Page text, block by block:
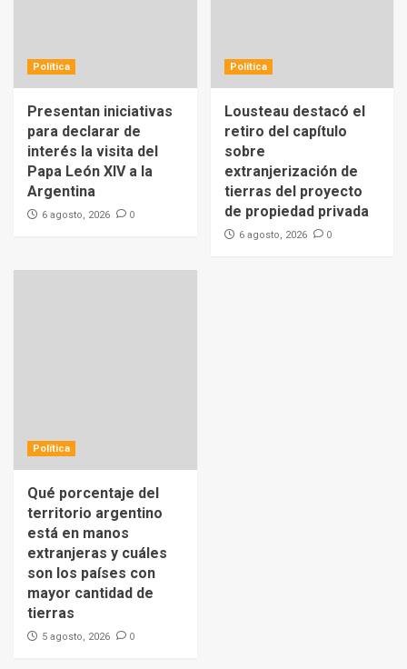
Política
Presentan iniciativas
para declarar de
interés la visita del
Papa León XIV a la
Argentina
6 agosto, 2026 0
Política
Lousteau destacó el
retiro del capítulo
sobre
extranjerización de
tierras del proyecto
de propiedad privada
6 agosto, 2026 0
Política
Qué porcentaje del
territorio argentino
está en manos
extranjeras y cuáles
son los países con
mayor cantidad de
tierras
5 agosto, 2026 0